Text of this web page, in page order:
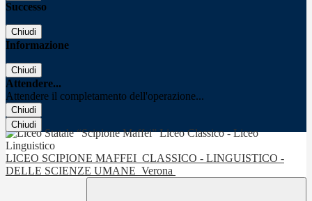
Successo
Chiudi
Informazione
Chiudi
Attendere...
Attendere il completamento dell'operazione...
Chiudi
Chiudi
LICEO SCIPIONE MAFFEI CLASSICO - LINGUISTICO -
DELLE SCIENZE UMANE Verona